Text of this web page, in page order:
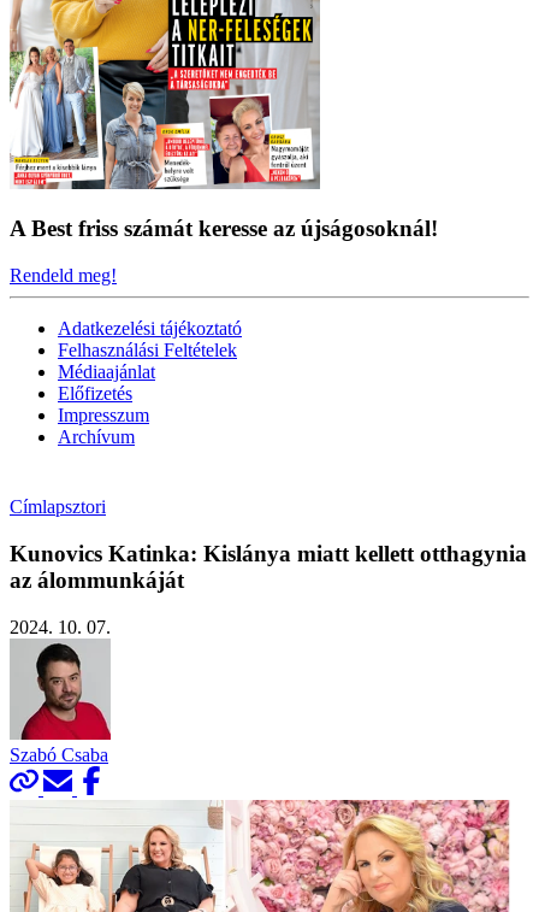
A Best friss számát keresse az újságosoknál!
Rendeld meg!
Adatkezelési tájékoztató
Felhasználási Feltételek
Médiaajánlat
Előfizetés
Impresszum
Archívum
Címlapsztori
Kunovics Katinka: Kislánya miatt kellett otthagynia
az álommunkáját
2024. 10. 07.
Szabó Csaba